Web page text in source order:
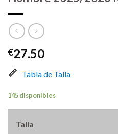
€27.50
Tabla de Talla
145 disponibles
Talla